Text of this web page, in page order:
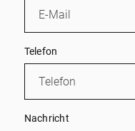
Telefon
Nachricht